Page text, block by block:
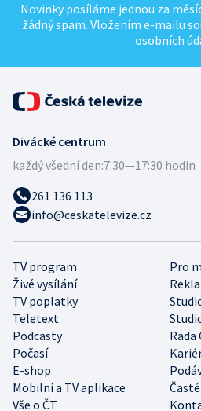
Novinky posíláme jednou za
žádný spam. Vložením e-mailu
osobních